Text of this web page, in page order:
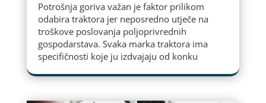
Potrošnja goriva važan je faktor prilikom
odabira traktora jer neposredno utječe na
troškove poslovanja poljoprivrednih
gospodarstava. Svaka marka traktora ima
specifičnosti koje ju izdvajaju od konku